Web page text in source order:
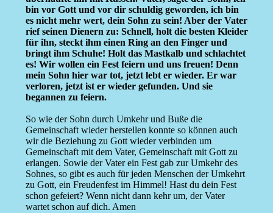
bin vor Gott und vor dir schuldig geworden, ich bin
es nicht mehr wert, dein Sohn zu sein! Aber der Vater
rief seinen Dienern zu: Schnell, holt die besten Kleider
für ihn, steckt ihm einen Ring an den Finger und
bringt ihm Schuhe! Holt das Mastkalb und schlachtet
es! Wir wollen ein Fest feiern und uns freuen! Denn
mein Sohn hier war tot, jetzt lebt er wieder. Er war
verloren, jetzt ist er wieder gefunden. Und sie
begannen zu feiern.
So wie der Sohn durch Umkehr und Buße die
Gemeinschaft wieder herstellen konnte so können auch
wir die Beziehung zu Gott wieder verbinden um
Gemeinschaft mit dem Vater, Gemeinschaft mit Gott zu
erlangen. Sowie der Vater ein Fest gab zur Umkehr des
Sohnes, so gibt es auch für jeden Menschen der Umkehrt
zu Gott, ein Freudenfest im Himmel! Hast du dein Fest
schon gefeiert? Wenn nicht dann kehr um, der Vater
wartet schon auf dich. Amen